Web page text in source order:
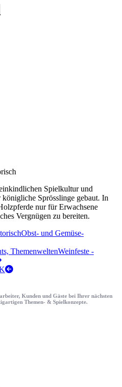
Spielkultur und
Sprösslinge gebaut. In
nur für Erwachsene
Vergnügen zu bereiten.
Obst- und Gemüse-
ThemenweltenWeinfeste -
Kunden und Gäste bei Ihrer nächsten
Themen- & Spielkonzepte.